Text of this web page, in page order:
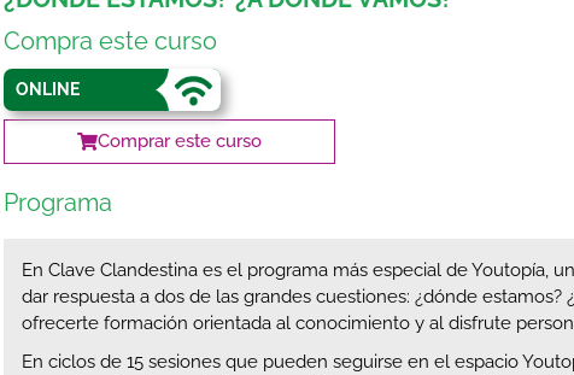
Compra este curso
ONLINE
Comprar este curso
Programa
En Clave Clandestina es el programa más especial de Youtopía,
dar respuesta a dos de las grandes cuestiones: ¿dónde
ofrecerte formación orientada al conocimiento y al disfrute
En ciclos de 15 sesiones que pueden seguirse en el espacio